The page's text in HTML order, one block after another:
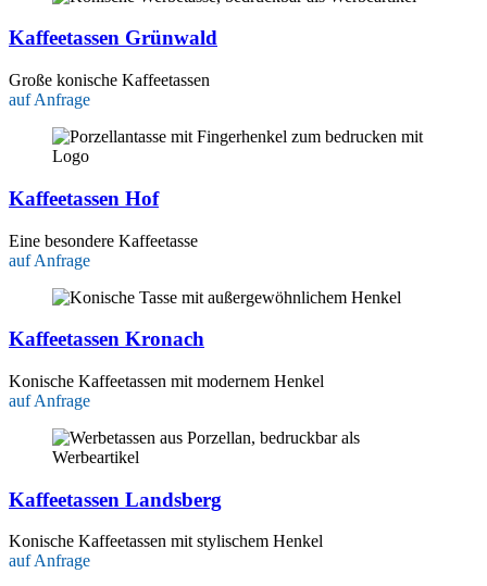
Kaffeetassen Grünwald
Große konische Kaffeetassen
auf Anfrage
Kaffeetassen Hof
Eine besondere Kaffeetasse
auf Anfrage
Kaffeetassen Kronach
Konische Kaffeetassen mit modernem Henkel
auf Anfrage
Kaffeetassen Landsberg
Konische Kaffeetassen mit stylischem Henkel
auf Anfrage